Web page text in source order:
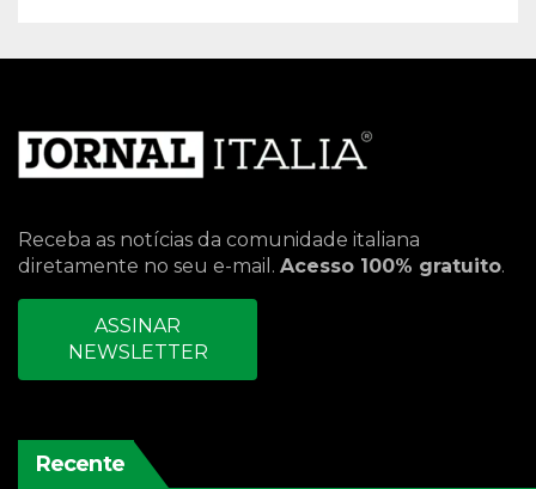
Receba as notícias da comunidade italiana
diretamente no seu e-mail. Acesso 100% gratuito.
ASSINAR
NEWSLETTER
Recente